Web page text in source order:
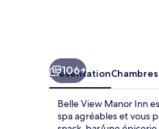
106+
PrésentationChambres
Belle View Manor Inn
spa agréables et vous